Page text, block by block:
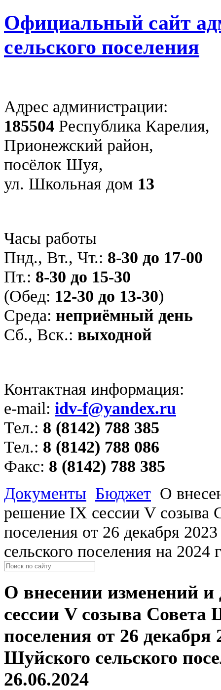
Официальный сайт
сельского поселения
Адрес администрации:
185504 Республика Карелия,
Прионежский район,
посёлок Шуя,
ул. Школьная дом 13
Часы работы
Пнд., Вт., Чт.: 8-30 до 17-00
Пт.: 8-30 до 15-30
(Обед: 12-30 до 13-30)
Среда: неприёмный день
Сб., Вск.: выходной
Контактная информация:
e-mail: idv-f@yandex.ru
Тел.: 8 (8142) 788 385
Тел.: 8 (8142) 788 086
Факс: 8 (8142) 788 385
Документы Бюджет О
решение IX сессии V созыва
поселения от 26 декабря
сельского поселения на 2024
О внесении изменений
сессии V созыва Совета
поселения от 26
Шуйского сельского
26.06.2024